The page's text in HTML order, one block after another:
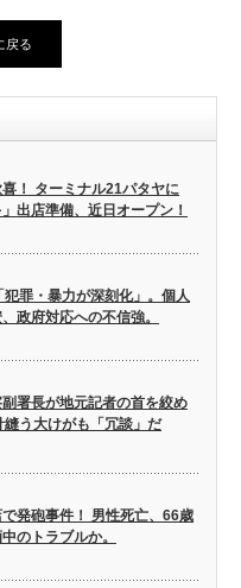
戻る
！ ターミナル21パタヤに
」出店準備、近日オープン！
罪・暴力が深刻化」。個人
政府対応への不信強。
署長が地元記者の首を絞め
う大けがも「冗談」だ
発砲事件！ 男性死亡、66歳
のトラブルか。